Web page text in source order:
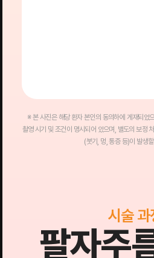
※ 본 사진은 해당 환자 본인의 동의하에 게재되었
촬영 시기 및 조건이 명시되어 있으며, 별도의 보정
(붓기, 멍, 통증 등)이 발생
시술 과
팔자주